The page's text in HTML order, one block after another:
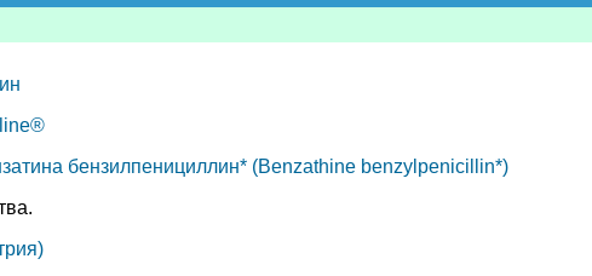
бензилпенициллин* (Benzathine benzylpenicillin*)